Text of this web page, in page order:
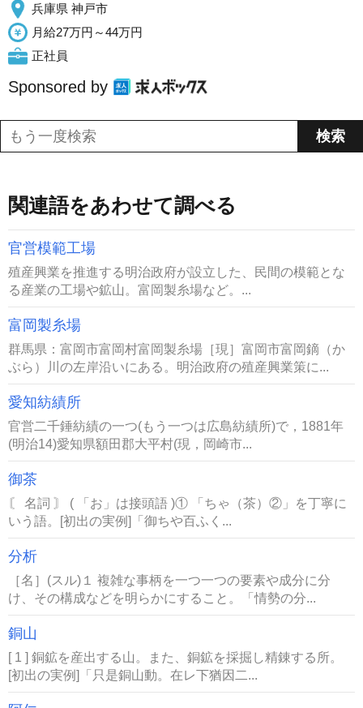
兵庫県 神戸市
月給27万円～44万円
正社員
Sponsored by
関連語をあわせて調べる
官営模範工場
殖産興業を推進する明治政府が設立した、民間の模範とな
る産業の工場や鉱山。富岡製糸場など。...
富岡製糸場
群馬県：富岡市富岡村富岡製糸場［現］富岡市富岡鏑（か
ぶら）川の左岸沿いにある。明治政府の殖産興業策に...
愛知紡績所
官営二千錘紡績の一つ(もう一つは広島紡績所)で，1881年
(明治14)愛知県額田郡大平村(現，岡崎市...
御茶
〘 名詞 〙 ( 「お」は接頭語 )① 「ちゃ（茶）②」を丁寧に
いう語。[初出の実例]「御ちや百ふく...
分析
［名］(スル)１ 複雑な事柄を一つ一つの要素や成分に分
け、その構成などを明らかにすること。「情勢の分...
銅山
[ 1 ] 銅鉱を産出する山。また、銅鉱を採掘し精錬する所。
[初出の実例]「只是銅山動。在レ下猶因二...